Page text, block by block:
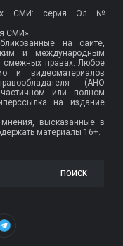
СМИ: серия Эл №
СМИ».
на сайте,
и международным
смежных правах. Любое
и видеоматериалов
(АНО
или полном
на издание
мнения, высказанные в
материалы 16+.
ПОИСК